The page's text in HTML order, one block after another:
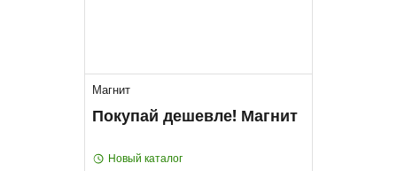
Магнит
Покупай дешевле! Магнит
Новый каталог